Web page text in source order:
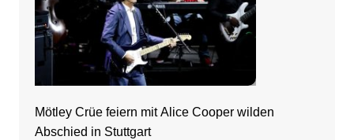
Mötley Crüe feiern mit Alice Cooper wilden
Abschied in Stuttgart